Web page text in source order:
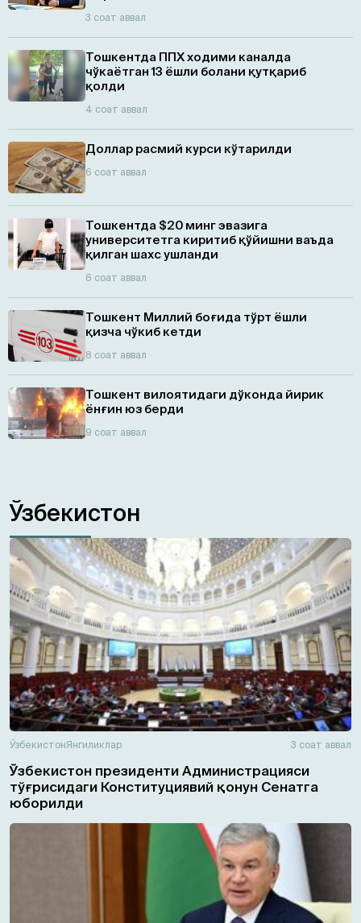
3 соат аввал
Тошкентда ППХ ходими каналда
чўкаётган 13 ёшли болани қутқариб
қолди
4 соат аввал
Доллар расмий курси кўтарилди
6 соат аввал
Тошкентда $20 минг эвазига
университетга киритиб қўйишни ваъда
қилган шахс ушланди
6 соат аввал
Тошкент Миллий боғида тўрт ёшли
қизча чўкиб кетди
8 соат аввал
Тошкент вилоятидаги дўконда йирик
ёнғин юз берди
9 соат аввал
Ўзбекистон
ЎзбекистонЯнгиликлар 3 соат аввал
Ўзбекистон президенти Администрацияси
тўғрисидаги Конституциявий қонун Сенатга
юборилди